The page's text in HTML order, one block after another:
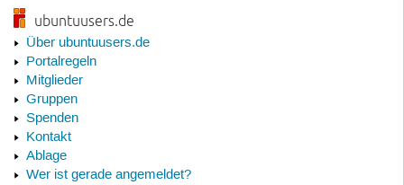
ubuntuusers.de
Über ubuntuusers.de
Portalregeln
Mitglieder
Gruppen
Spenden
Kontakt
Ablage
Wer ist gerade angemeldet?